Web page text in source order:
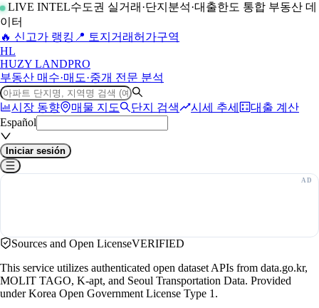
LIVE INTEL수도권 실거래·단지분석·대출한도 통합 부동산 데
이터
🔥 신고가 랭킹 📍 토지거래허가구역
HL
HUZY LANDPRO
부동산 매수·매도·중개 전문 분석
시장 동향 매물 지도 단지 검색 시세 추세
대출 계산
Español
Iniciar sesión
Sources and Open LicenseVERIFIED
This service utilizes authenticated open dataset APIs from data.go.kr,
MOLIT TAGO, K-apt, and Seoul Transportation Data. Provided
under Korea Open Government License Type 1.